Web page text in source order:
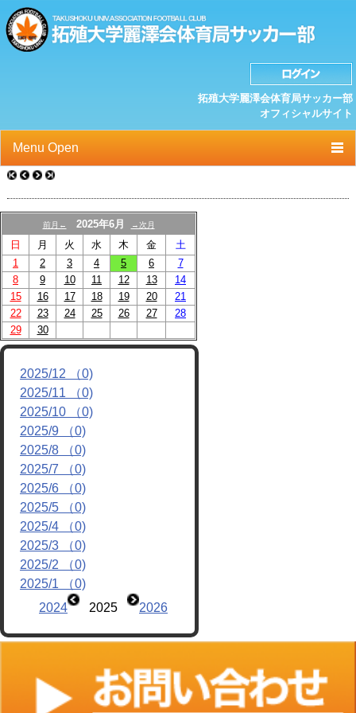
拓殖大学麗澤会体育局サッカー部
オフィシャルサイト
Menu Open
TOP
ニュース
クラブプロフィール
選手/スタッフ一覧
スケジュール
OB紹介/OB会
リンク
前月← 2025年6月 →次月
日 月 火 水 木 金
土
1
2 3 4 5 6
7
8
9 10 11 12 13
14
15
16 17 18 19 20
21
22
23 24 25 26 27
28
29
30
2025/12 （0)
2025/11 （0)
2025/10 （0)
2025/9 （0)
2025/8 （0)
2025/7 （0)
2025/6 （0)
2025/5 （0)
2025/4 （0)
2025/3 （0)
2025/2 （0)
2025/1 （0)
2024
2025 2026